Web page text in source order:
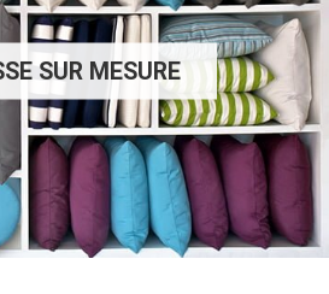
SUR MESURE